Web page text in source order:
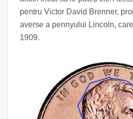
pentru Victor David Brenner,
averse a pennyului Lincoln,
1909.